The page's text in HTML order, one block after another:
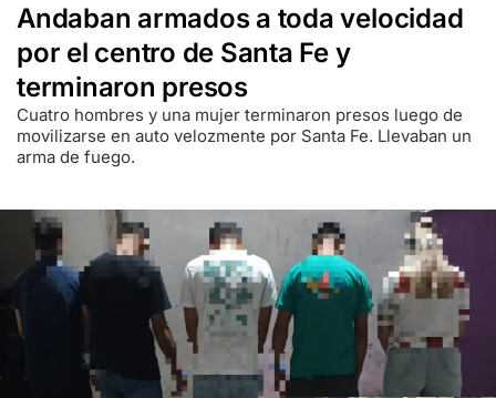
Andaban armados a toda velocidad
por el centro de Santa Fe y
terminaron presos
Cuatro hombres y una mujer terminaron presos luego de
movilizarse en auto velozmente por Santa Fe. Llevaban un
arma de fuego.